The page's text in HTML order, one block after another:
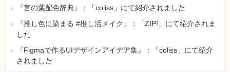
・ArrayListの基本的な使い方
・JSPファイルのインスタンス化
・スレッドとサーブレット
・JSPファイルとHTMLファイルへのフィルタ適用
・JSPファイルのバージョンにご用心369
[正]
<form action="/example/FormSampleServlet"
method="post">
146ページ コラム「GETリクエストで全角文字を表示する」
についての補足
『言の葉配色辞典』：「coliss」にて紹介されました
『推し色に染まる #推し活メイク』：「ZIP!」にて紹介されま
した
『Figmaで作るUIデザインアイデア集』：「coliss」にて紹介
されました